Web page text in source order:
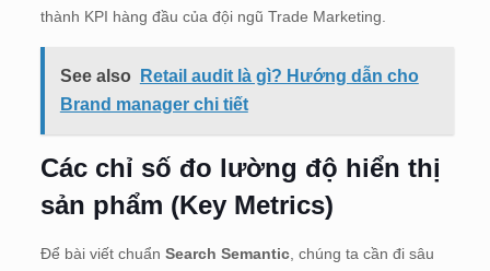
thành KPI hàng đầu của đội ngũ Trade Marketing.
See also
Retail audit là gì? Hướng dẫn cho
Brand manager chi tiết
Các chỉ số đo lường độ hiển thị
sản phẩm (Key Metrics)
Để bài viết chuẩn Search Semantic, chúng ta cần đi sâu